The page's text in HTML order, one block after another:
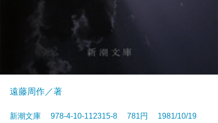
遠藤周作／著
新潮文庫 978-4-10-112315-8 781円 1981/10/19